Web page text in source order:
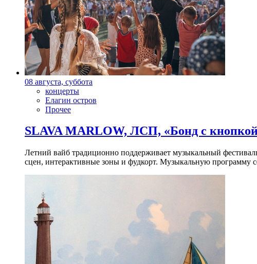
08 августа, суббота
концерты
Елагин остров
Прочее
SLAVA MARLOW, ЛСП, «Бонд с
Летний вайб традиционно поддерживает музыкальный
сцен, интерактивные зоны и фудкорт. Музыкальную программу